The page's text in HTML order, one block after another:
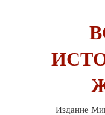
Издание